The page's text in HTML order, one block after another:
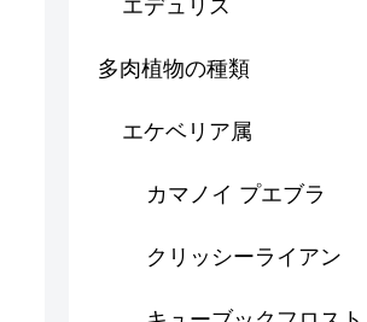
エデュリス
多肉植物の種類
エケベリア属
カマノイ プエブラ
クリッシーライアン